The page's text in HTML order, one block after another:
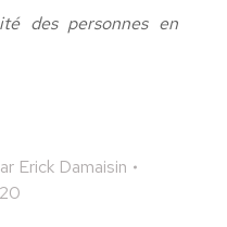
des personnes en
Erick Damaisin